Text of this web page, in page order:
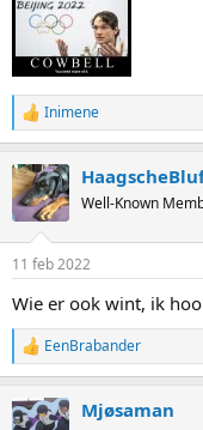
R
e
c
t
i
s
Inimene
Well-Known
11 feb 2022
Wie er ook wint, ik
R
e
c
EenBrabander
Mjøsaman